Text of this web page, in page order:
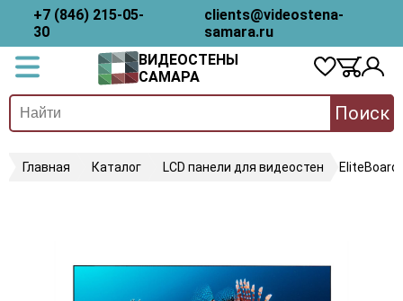
+7 (846) 215-05-
30
clients@videostena-
samara.ru
ВИДЕОСТЕНЫ
САМАРА
Поиск
Главная Каталог LCD панели для видеостен EliteBoard